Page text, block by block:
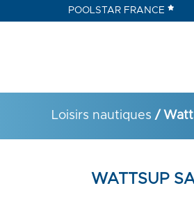
POOLSTAR FRANCE
Loisirs nautiques /
WATTSUP